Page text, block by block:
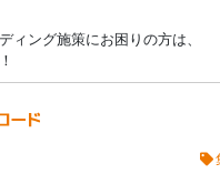
ィング施策にお困りの方は、